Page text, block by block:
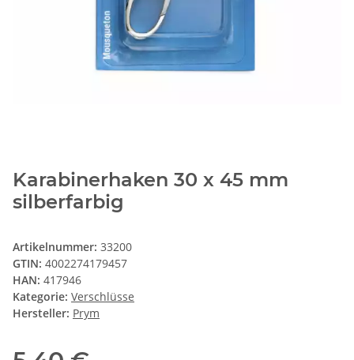
Karabinerhaken 30 x 45 mm
silberfarbig
Artikelnummer: 33200
GTIN: 4002274179457
HAN: 417946
Kategorie: Verschlüsse
Hersteller: Prym